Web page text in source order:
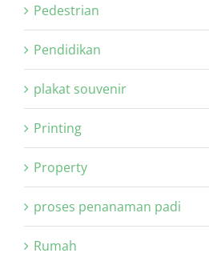
Pedestrian
Pendidikan
plakat souvenir
Printing
Property
proses penanaman padi
Rumah